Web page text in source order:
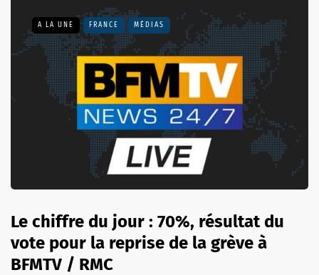
A LA UNE FRANCE MÉDIAS
Le chiffre du jour : 70%, résultat du
vote pour la reprise de la grève à
BFMTV / RMC